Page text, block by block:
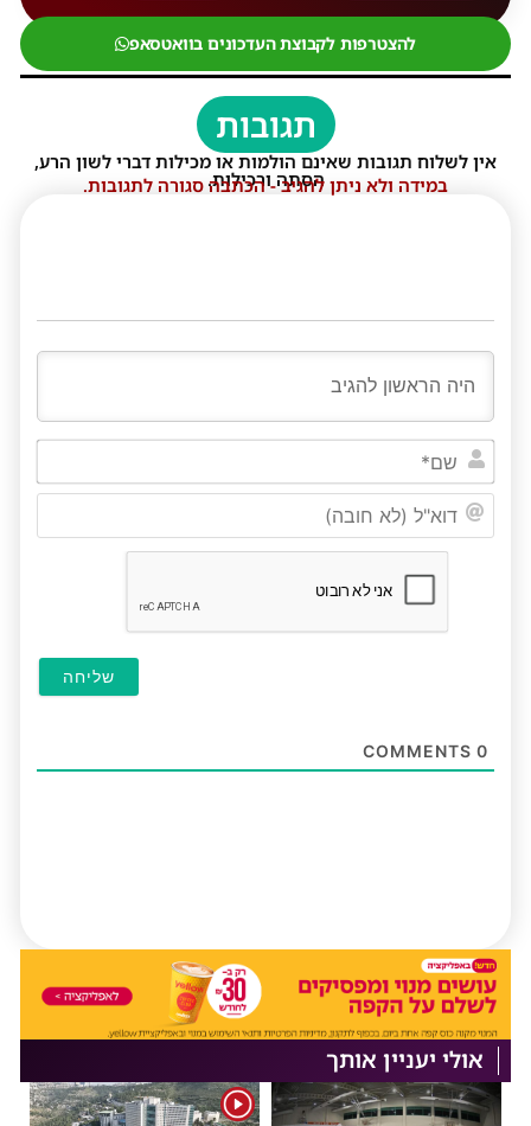
להצטרפות לקבוצת העדכונים בוואטסאפ
תגובות
אין לשלוח תגובות שאינם הולמות או מכילות דברי לשון הרע,
הסתה ורכילות.
במידה ולא ניתן להגיב - הכתבה סגורה לתגובות.
שם*
0
אולי יעניין אותך
1